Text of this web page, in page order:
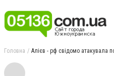
Головна Алієв - рф свідомо атакувала